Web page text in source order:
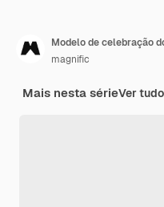
Modelo de celebração
magnific
Mais nesta sérieVer tudo